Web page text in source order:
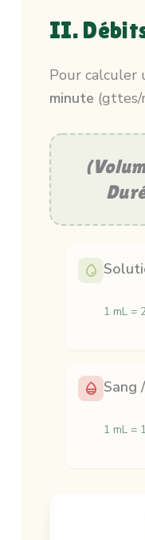
II.
Pour calculer
minute (gttes/
1 mL =
Sang
1 mL =